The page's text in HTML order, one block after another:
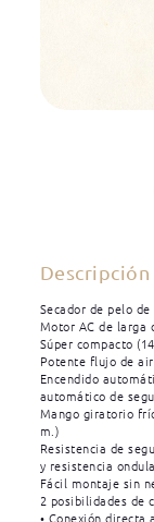
Descripción
Secador de pelo de
Motor AC de larga
Súper compacto
Potente flujo de
Encendido
automático de
Mango giratorio
m.)
Resistencia de
y resistencia
Fácil montaje sin
2 posibilidades de
• Conexión directa